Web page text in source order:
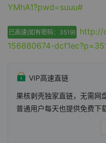
YMhA1?pwd=suuu#
已高速(如有密码：3519)
http://
156880674-
VIP高速直链
果核剥壳独家直链，无需网
普通用户每天也提供免费下